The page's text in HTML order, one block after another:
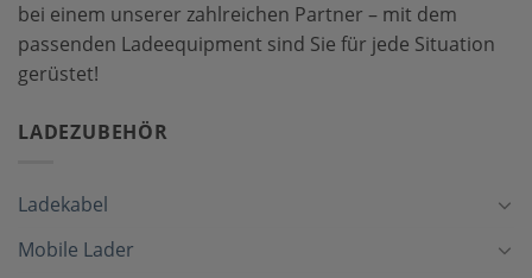
bei einem unserer zahlreichen Partner – mit dem
passenden Ladeequipment sind Sie für jede Situation
gerüstet!
LADEZUBEHÖR
Ladekabel
Mobile Lader